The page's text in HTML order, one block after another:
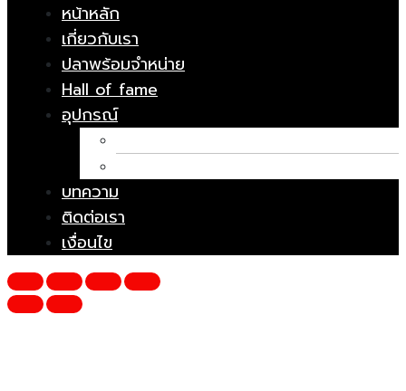
หน้าหลัก
เกี่ยวกับเรา
ปลาพร้อมจำหน่าย
Hall of fame
อุปกรณ์
บทความ
ติดต่อเรา
เงื่อนไข